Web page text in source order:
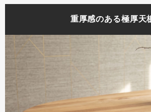
重厚感のある極厚天